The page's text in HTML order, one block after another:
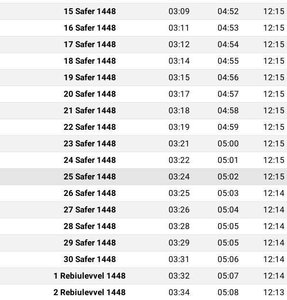
15 Safer 1448 03:09 04:52 12:15
16 Safer 1448 03:11 04:53 12:15
17 Safer 1448 03:12 04:54 12:15
18 Safer 1448 03:14 04:55 12:15
19 Safer 1448 03:15 04:56 12:15
20 Safer 1448 03:17 04:57 12:15
21 Safer 1448 03:18 04:58 12:15
22 Safer 1448 03:19 04:59 12:15
23 Safer 1448 03:21 05:00 12:15
24 Safer 1448 03:22 05:01 12:15
25 Safer 1448 03:24 05:02 12:15
26 Safer 1448 03:25 05:03 12:14
27 Safer 1448 03:26 05:04 12:14
28 Safer 1448 03:28 05:05 12:14
29 Safer 1448 03:29 05:05 12:14
30 Safer 1448 03:31 05:06 12:14
1 Rebiulevvel 1448 03:32 05:07 12:14
2 Rebiulevvel 1448 03:34 05:08 12:13